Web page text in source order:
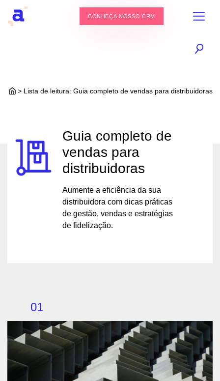
CONHEÇA NOSSO CRM
> Lista de leitura: Guia completo de vendas para distribuidoras
Guia completo de
vendas para
distribuidoras
Aumente a eficiência da sua
distribuidora com dicas práticas
de gestão, vendas e estratégias
de fidelização.
01